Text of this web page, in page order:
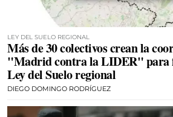
LEY DEL SUELO REGIONAL
Más de 30 colectivos crean la
"Madrid contra la LIDER" para
Ley del Suelo regional
DIEGO DOMINGO RODRÍGUEZ